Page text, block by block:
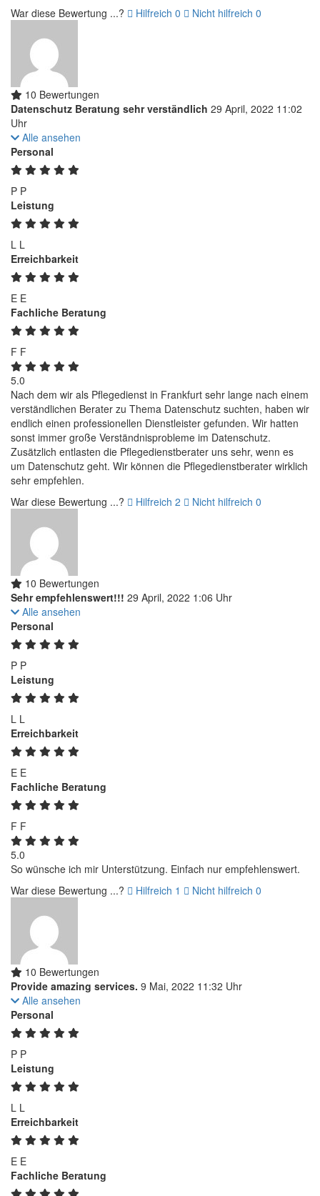
War diese Bewertung ...?
Hilfreich 0 Nicht hilfreich 0
10 Bewertungen
Datenschutz Beratung sehr verständlich 29 April, 2022 11:02
Uhr
Alle ansehen
Personal
P P
Leistung
L L
Erreichbarkeit
E E
Fachliche Beratung
F F
5.0
Nach dem wir als Pflegedienst in Frankfurt sehr lange nach einem
verständlichen Berater zu Thema Datenschutz suchten, haben wir
endlich einen professionellen Dienstleister gefunden. Wir hatten
sonst immer große Verständnisprobleme im Datenschutz.
Zusätzlich entlasten die Pflegedienstberater uns sehr, wenn es
um Datenschutz geht. Wir können die Pflegedienstberater wirklich
sehr empfehlen.
War diese Bewertung ...?
Hilfreich 2 Nicht hilfreich 0
10 Bewertungen
Sehr empfehlenswert!!! 29 April, 2022 1:06 Uhr
Alle ansehen
Personal
P P
Leistung
L L
Erreichbarkeit
E E
Fachliche Beratung
F F
5.0
So wünsche ich mir Unterstützung. Einfach nur empfehlenswert.
War diese Bewertung ...?
Hilfreich 1 Nicht hilfreich 0
10 Bewertungen
Provide amazing services. 9 Mai, 2022 11:32 Uhr
Alle ansehen
Personal
P P
Leistung
L L
Erreichbarkeit
E E
Fachliche Beratung